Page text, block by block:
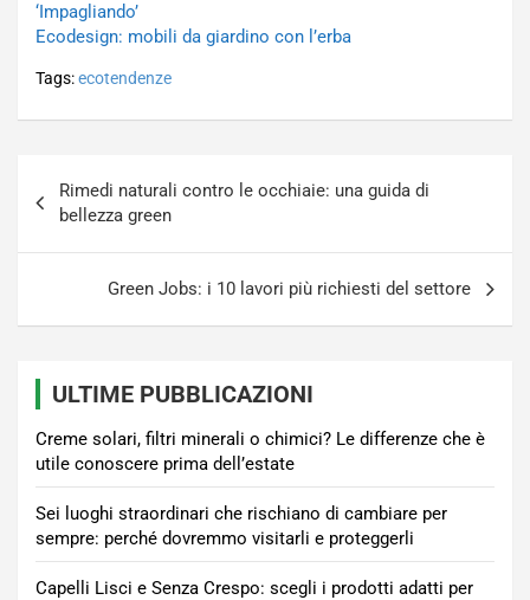
‘Impagliando’
Ecodesign: mobili da giardino con l’erba
Tags:ecotendenze
articoli
Rimedi naturali contro le occhiaie: una guida di
bellezza green
Green Jobs: i 10 lavori più richiesti del settore
ULTIME PUBBLICAZIONI
Creme solari, filtri minerali o chimici? Le differenze che è
utile conoscere prima dell’estate
Sei luoghi straordinari che rischiano di cambiare per
sempre: perché dovremmo visitarli e proteggerli
Capelli Lisci e Senza Crespo: scegli i prodotti adatti per